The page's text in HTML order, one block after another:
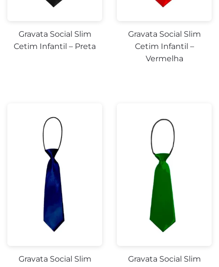
Gravata Social Slim
Cetim Infantil – Preta
Gravata Social Slim
Cetim Infantil –
Vermelha
Gravata Social Slim
Gravata Social Slim